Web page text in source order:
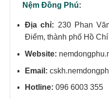
Nệm Đồng Phú:
Địa chỉ: 230 Phan
Điểm, thành phố Hồ Chí
Website:
Email:
Hotline: 096 6003 355